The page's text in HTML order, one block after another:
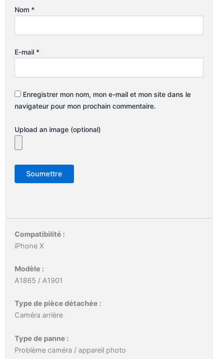
Nom *
E-mail *
Enregistrer mon nom, mon e-mail et mon site dans le
navigateur pour mon prochain commentaire.
Upload an image (optional)
Compatibilité :
iPhone X
Modèle :
A1865 / A1901
Type de pièce détachée :
Caméra arrière
Type de panne :
Problème caméra / appareil photo